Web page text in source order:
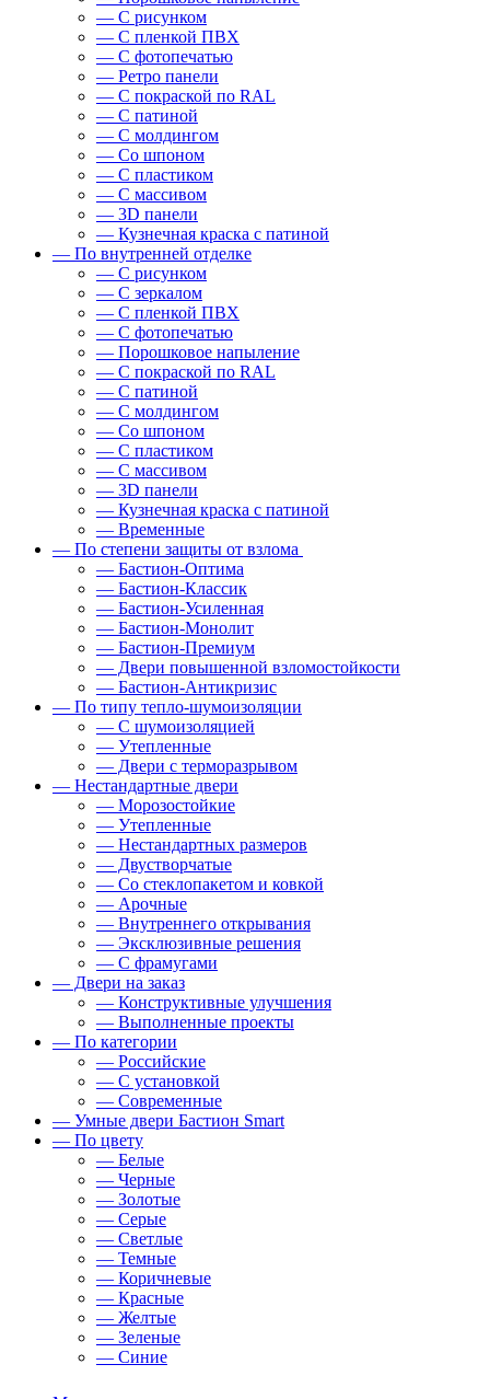
— С рисунком
— С пленкой ПВХ
— С фотопечатью
— Ретро панели
— С покраской по RAL
— С патиной
— С молдингом
— Со шпоном
— С пластиком
— С массивом
— 3D панели
— Кузнечная краска с патиной
— По внутренней отделке
— С рисунком
— С зеркалом
— С пленкой ПВХ
— С фотопечатью
— Порошковое напыление
— С покраской по RAL
— С патиной
— С молдингом
— Со шпоном
— С пластиком
— С массивом
— 3D панели
— Кузнечная краска с патиной
— Временные
— По степени защиты от взлома
— Бастион-Оптима
— Бастион-Классик
— Бастион-Усиленная
— Бастион-Монолит
— Бастион-Премиум
— Двери повышенной взломостойкости
— Бастион-Антикризис
— По типу тепло-шумоизоляции
— С шумоизоляцией
— Утепленные
— Двери с терморазрывом
— Нестандартные двери
— Морозостойкие
— Утепленные
— Нестандартных размеров
— Двустворчатые
— Со стеклопакетом и ковкой
— Арочные
— Внутреннего открывания
— Эксклюзивные решения
— С фрамугами
— Двери на заказ
— Конструктивные улучшения
— Выполненные проекты
— По категории
— Российские
— С установкой
— Современные
— Умные двери Бастион Smart
— По цвету
— Белые
— Черные
— Золотые
— Серые
— Светлые
— Темные
— Коричневые
— Красные
— Желтые
— Зеленые
— Синие